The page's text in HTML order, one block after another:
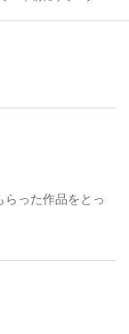
った作品をとっ